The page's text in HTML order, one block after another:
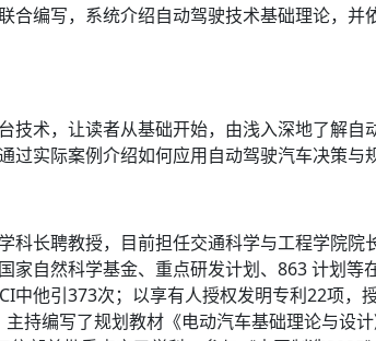
合编写，系统介绍自动驾驶技术基础理论，
技术，让读者从基础开始，由浅入深地了解
实际案例介绍如何应用自动驾驶汽车决策与
科长聘教授，目前担任交通科学与工程学院
家自然科学基金、重点研发计划、863 计划
中他引373次；以享有人授权发明专利22项
持编写了规划教材《电动汽车基础理论与设